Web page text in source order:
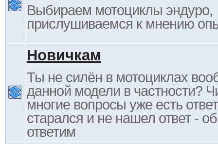
Выбираем мотоциклы эндуро,
прислушиваемся к мнению
Новичкам
Ты не силён в мотоциклах
данной модели в частности?
многие вопросы уже есть
старался и не нашел ответ -
ответим